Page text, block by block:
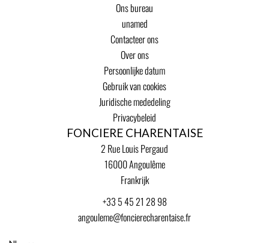
Ons bureau
unamed
Contacteer ons
Over ons
Persoonlijke datum
Gebruik van cookies
Juridische mededeling
Privacybeleid
FONCIERE CHARENTAISE
2 Rue Louis Pergaud
16000Angoulême
Frankrijk
+33 5 45 21 28 98
angouleme@foncierecharentaise.fr